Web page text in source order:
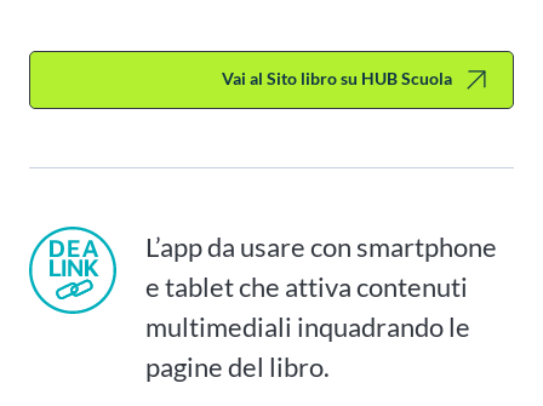
Vai al Sito libro su HUB Scuola
L’app da usare con smartphone
e tablet che attiva contenuti
multimediali inquadrando le
pagine del libro.